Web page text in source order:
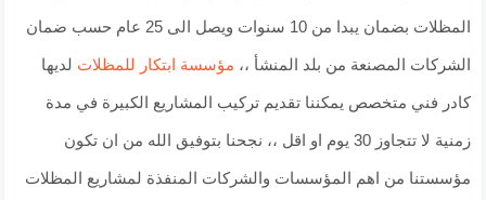
المظلات بضمان يبدا من 10 سنوات ويصل الى 25 عام حسب ضمان
الشركات المصنعة من بلد المنشأ ،، مؤسسة ابتكار للمظلات لديها
كادر فني متخصص يمكننا تقديم تركيب المشاريع الكبيرة في مدة
زمنية لا تتجاوز 30 يوم او اقل ،، نجحنا بتوفيق الله من ان تكون
مؤسستنا من اهم المؤسسات والشركات المنفذة لمشاريع المظلات